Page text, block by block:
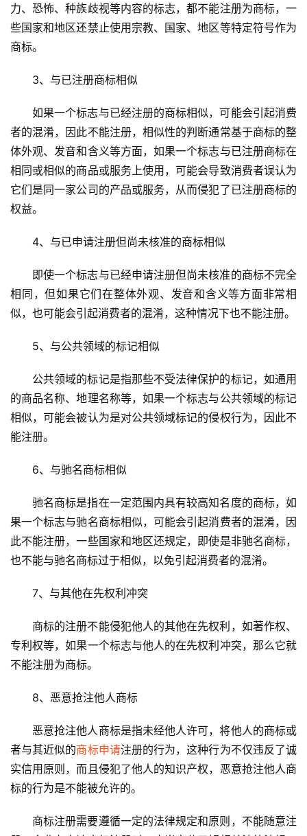
力、恐怖、种族歧视等内容的标志，都不能注册为商标，一
些国家和地区还禁止使用宗教、国家、地区等特定符号作为
商标。
3、与已注册商标相似
如果一个标志与已经注册的商标相似，可能会引起消费
者的混淆，因此不能注册，相似性的判断通常基于商标的整
体外观、发音和含义等方面，如果一个标志与已注册商标在
相同或相似的商品或服务上使用，可能会导致消费者误认为
它们是同一家公司的产品或服务，从而侵犯了已注册商标的
权益。
4、与已申请注册但尚未核准的商标相似
即使一个标志与已经申请注册但尚未核准的商标不完全
相同，但如果它们在整体外观、发音和含义等方面非常相
似，也可能会引起消费者的混淆，这种情况下也不能注册。
5、与公共领域的标记相似
公共领域的标记是指那些不受法律保护的标记，如通用
的商品名称、地理名称等，如果一个标志与公共领域的标记
相似，可能会被认为是对公共领域标记的侵权行为，因此不
能注册。
6、与驰名商标相似
驰名商标是指在一定范围内具有较高知名度的商标，如
果一个标志与驰名商标相似，可能会引起消费者的混淆，因
此不能注册，一些国家和地区还规定，即使是非驰名商标，
也不能与驰名商标过于相似，以免引起消费者的混淆。
7、与其他在先权利冲突
商标的注册不能侵犯他人的其他在先权利，如著作权、
专利权等，如果一个标志与他人的在先权利冲突，那么它就
不能注册为商标。
8、恶意抢注他人商标
恶意抢注他人商标是指未经他人许可，将他人的商标或
者与其近似的商标申请注册的行为，这种行为不仅违反了诚
实信用原则，而且侵犯了他人的知识产权，恶意抢注他人商
标的行为是不能被允许的。
商标注册需要遵循一定的法律规定和原则，不能随意注